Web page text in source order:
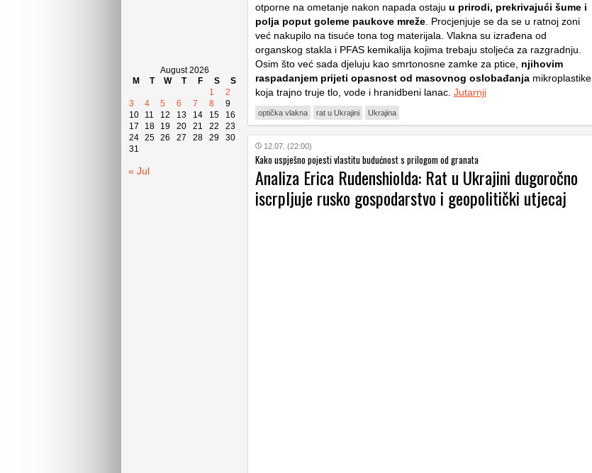
August 2026
M
T W T F S
S
1
2
3
4 5 6 7 8
9
10
11 12 13 14 15
16
17
18 19 20 21 22
23
24 25 26 27 28 29
30
31
« Jul
otporne na ometanje nakon napada ostaju u prirodi, prekrivajući šume i
polja poput goleme paukove mreže. Procjenjuje se da se u ratnoj zoni
već nakupilo na tisuće tona tog materijala. Vlakna su izrađena od
organskog stakla i PFAS kemikalija kojima trebaju stoljeća za razgradnju.
Osim što već sada djeluju kao smrtonosne zamke za ptice, njihovim
raspadanjem prijeti opasnost od masovnog oslobađanja mikroplastike
koja trajno truje tlo, vode i hranidbeni lanac. Jutarnji
optička vlakna rat u Ukrajini Ukrajina
12.07. (22:00)
Kako uspješno pojesti vlastitu budućnost s prilogom od granata
Analiza Erica Rudenshiolda: Rat u Ukrajini dugoročno
iscrpljuje rusko gospodarstvo i geopolitički utjecaj